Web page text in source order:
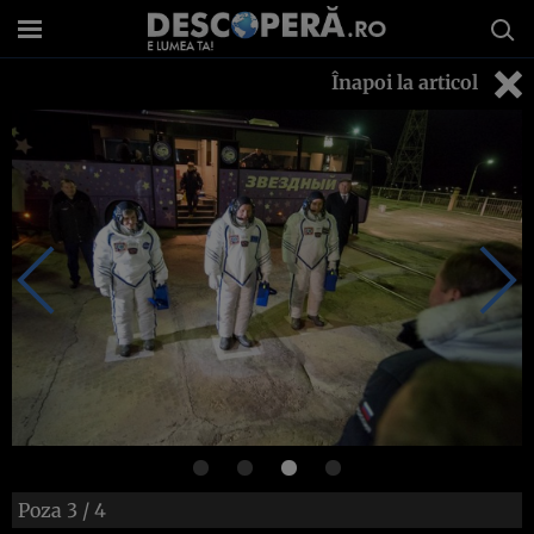
Înapoi la articol
Poza 3 / 4